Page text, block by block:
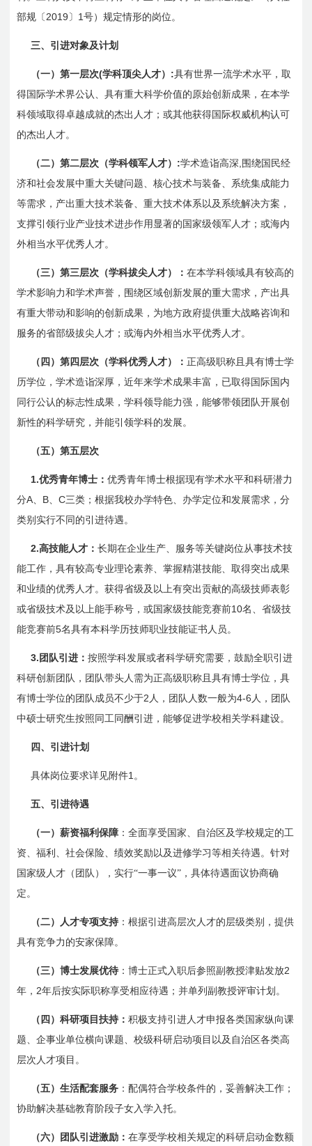
部规〔 2019 〕 1号）规定情形的岗位。
三、引进对象及计划
（一）第一层次(学科顶尖人才） :具有世界一流学术水平，取
得国际学术界公认、具有重大科学价值的原始创新成果，在本学
科领域取得卓越成就的杰出人才；或其他获得国际权威机构认可
的杰出人才。
（二）第二层次（学科领军人才） :学术造诣高深 围绕国民经
济和社会发展中重大关键问题、核心技术与装备、系统集成能力
等需求，产出重大技术装备、重大技术体系以及系统解决方案，
支撑引领行业产业技术进步作用显著的国家级领军人才；或海内
外相当水平优秀人才。
（三）第三层次（学科拔尖人才）：在本学科领域具有较高的
学术影响力和学术声誉，围绕区域创新发展的重大需求，产出具
有重大带动和影响的创新成果，为地方政府提供重大战略咨询和
服务的省部级拔尖人才；或海内外相当水平优秀人才。
（四）第四层次（学科优秀人才）：正高级职称且具有博士学
历学位，学术造诣深厚，近年来学术成果丰富，已取得国际国内
同行公认的标志性成果，学科领导能力强，能够带领团队开展创
新性的科学研究，并能引领学科的发展。
（五）第五层次
1.优秀青年博士：优秀青年博士根据现有学术水平和科研潜力
分A B 、C三类；根据我校办学特色、办学定位和发展需求，分
类别实行不同的引进待遇。
2.高技能人才：长期在企业生产、服务等关键岗位从事技术技
能工作，具有较高专业理论素养、掌握精湛技能、取得突出成果
和业绩的优秀人才。获得省级及以上有突出贡献的高级技师表彰
或省级技术及以上能手称号，或国家级技能竞赛前10名、省级技
能竞赛前5名具有本科学历技师职业技能证书人员。
3. 团队引进：按照学科发展或者科学研究需要，鼓励全职引进
科研创新团队，团队带头人需为正高级职称且具有博士学位，具
有博士学位的团队成员不少于2 人，团队人数一般为4-6 人，团队
中硕士研究生按照同工同酬引进，能够促进学校相关学科建设。
四、引进计划
具体岗位要求详见附件1 。
五、引进待遇
（一）薪资福利保障 ：全面享受国家、自治区及学校规定的工
资、福利、社会保险、绩效奖励以及进修学习等相关待遇。针对
国家级人才（团队），实行“一事一议”，具体待遇面议协商确
定。
（二）人才专项支持 ：根据引进高层次人才的层级类别，提供
具有竞争力的安家保障。
（三）博士发展优待：博士正式入职后参照副教授津贴发放2
年， 2年后按实际职称享受相应待遇；并单列副教授评审计划。
（四）科研项目扶持：积极支持引进人才申报各类国家纵向课
题、企事业单位横向课题、校级科研启动项目以及自治区各类高
层次人才项目。
（五）生活配套服务 ：配偶符合学校条件的，妥善解决工作；
协助解决基础教育阶段子女入学入托。
（六）团队引进激励：在享受学校相关规定的科研启动金数额